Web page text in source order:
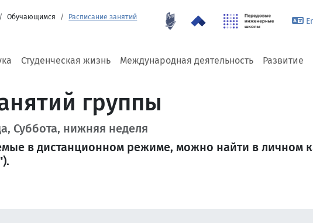
Обучающимся
Расписание занятий
Студенческая жизнь Международная деятельность Развитие
группы
Суббота, нижняя неделя
в дистанционном режиме, можно найти в личном